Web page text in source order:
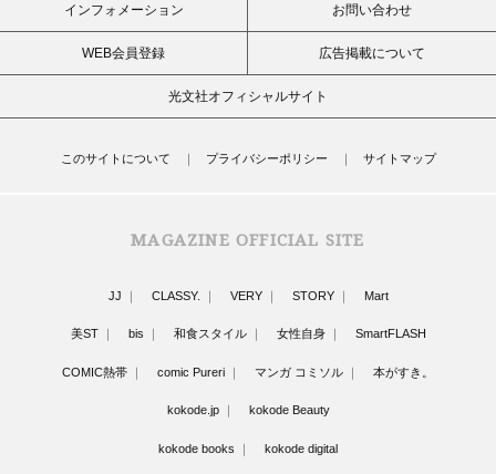
インフォメーション お問い合わせ
WEB会員登録 広告掲載について
光文社オフィシャルサイト
このサイトについて プライバシーポリシー サイトマップ
MAGAZINE OFFICIAL SITE
JJ CLASSY. VERY STORY Mart
美ST bis 和食スタイル 女性自身 SmartFLASH
COMIC熱帯 comic Pureri マンガ コミソル 本がすき。
kokode.jp kokode Beauty
kokode books kokode digital